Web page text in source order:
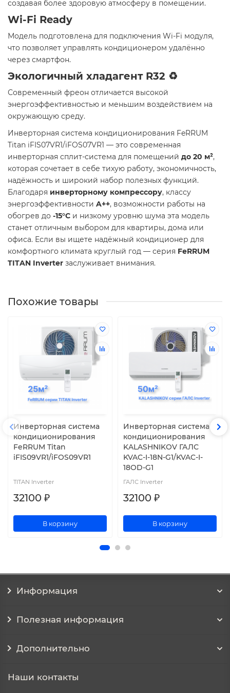
создавая более здоровую атмосферу в помещении.
Wi-Fi Ready
Модель подготовлена для подключения Wi-Fi модуля,
что позволяет управлять кондиционером удалённо
через смартфон.
Экологичный хладагент R32 ♻️
Современный фреон отличается высокой
энергоэффективностью и меньшим воздействием на
окружающую среду.
Инверторная система кондиционирования FeRRUM
Titan iFIS07VR1/iFOS07VR1 — это современная
инверторная сплит-система для помещений до 20 м²,
которая сочетает в себе тихую работу, экономичность,
надёжность и широкий набор полезных функций.
Благодаря инверторному компрессору, классу
энергоэффективности A++, возможности работы на
обогрев до -15°C и низкому уровню шума эта модель
станет отличным выбором для квартиры, дома или
офиса. Если вы ищете надёжный кондиционер для
комфортного климата круглый год — серия FeRRUM
TITAN Inverter заслуживает внимания.
Похожие товары
Инверторная система
кондиционирования
FeRRUM Titan
iFIS09VR1/iFOS09VR1
TITAN Inverter
32100 ₽
В корзину
Инверторная система
кондиционирования
KALASHNIKOV ГАЛС
KVAC-I-18N-G1/KVAC-I-
18OD-G1
ГАЛС Inverter
32100 ₽
В корзину
Информация
Полезная информация
Дополнительно
Наши контакты